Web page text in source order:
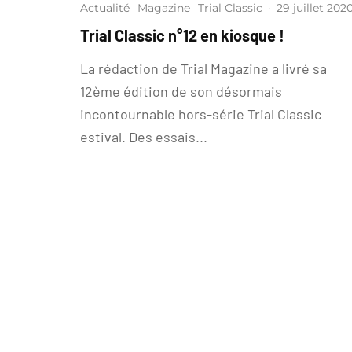
Actualité Magazine Trial Classic · 29 juillet
Trial Classic n°12 en kiosque !
La rédaction de Trial Magazine a livré sa
12ème édition de son désormais
incontournable hors-série Trial Classic
estival. Des essais...